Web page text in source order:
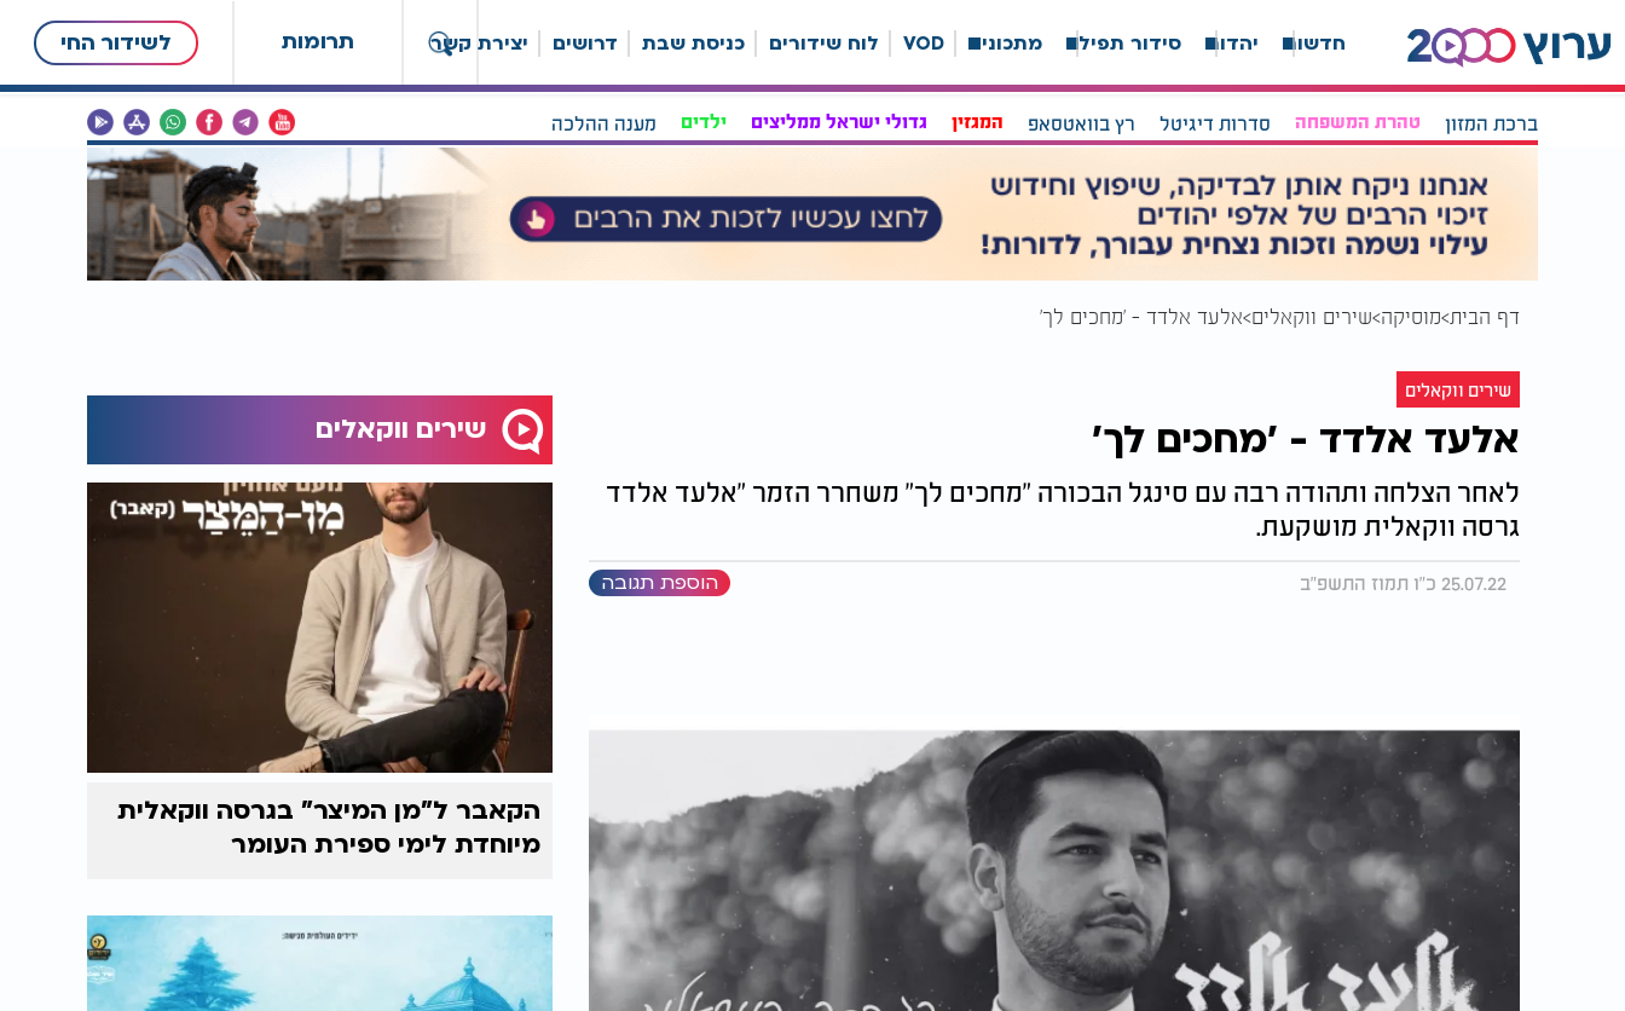
תרומות לשידור החי חדשות יהדות סידור תפילה מתכונים VOD לוח שידורים כניסת שבת דרושים יצירת קשר
ברכת המזון טהרת המשפחה סדרות דיגיטל רץ בוואטסאפ המגזין גדולי ישראל ממליצים ילדים מענה ההלכה
דף הבית מוסיקה שירים ווקאלים אלעד אלדד - 'מחכים לך'
שירים ווקאלים
אלעד אלדד - 'מחכים לך'
לאחר הצלחה ותהודה רבה עם סינגל הבכורה "מחכים לך" משחרר הזמר "אלעד אלדד
גרסה ווקאלית מושקעת.
25.07.22 כ"ו תמוז התשפ"ב הוספת תגובה
שירים ווקאלים
הקאבר ל"מן המיצר" בגרסה ווקאלית
מיוחדת לימי ספירת העומר